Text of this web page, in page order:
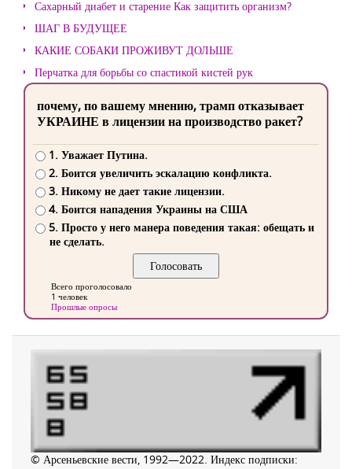
Сахарный диабет и старение Как защитить организм?
ШАГ В БУДУЩЕЕ
КАКИЕ СОБАКИ ПРОЖИВУТ ДОЛЬШЕ
Перчатка для борьбы со спастикой кистей рук
почему, по вашему мнению, трамп отказывает
УКРАИНЕ в лицензии на производство ракет?
1. Уважает Путина.
2. Боится увеличить эскалацию конфликта.
3. Никому не дает такие лицензии.
4. Боится нападения Украины на США
5. Просто у него манера поведения такая: обещать и
не сделать.
Всего проголосовало
1 человек
Прошлые опросы
© Арсеньевские вести, 1992—2022. Индекс подписки: